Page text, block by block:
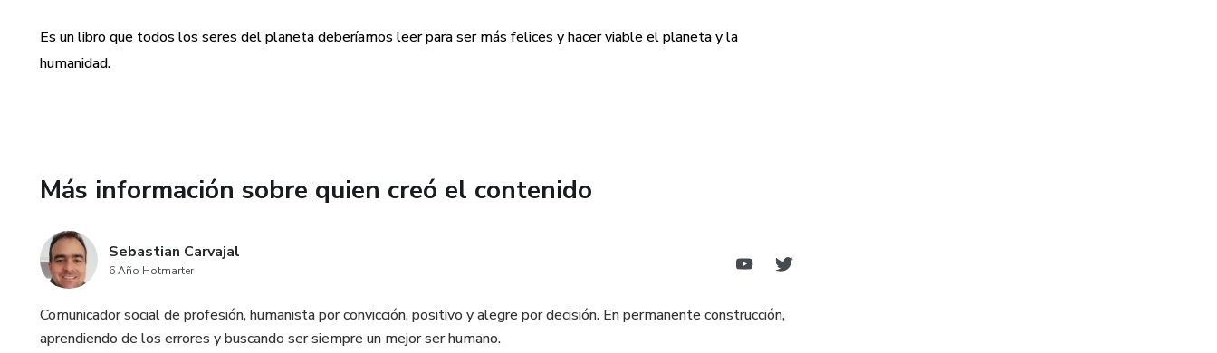
Es un libro que todos los seres del planeta deberíamos leer para ser más felices y hacer viable el planeta y la
humanidad.
Más información sobre quien creó el contenido
Sebastian Carvajal
6 Año Hotmarter
Comunicador social de profesión, humanista por convicción, positivo y alegre por decisión. En permanente construcción,
aprendiendo de los errores y buscando ser siempre un mejor ser humano.